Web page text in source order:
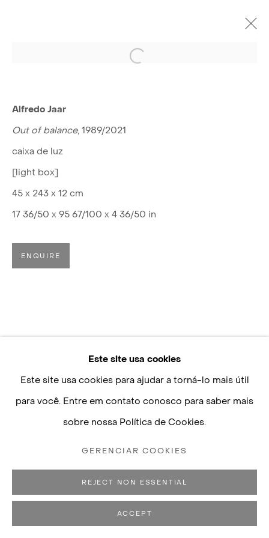
LUISA STRINA
Rua Padre João Manuel, 755
01411-001 São Paulo, Brasil
Segunda a sexta, 10h—19h
Políticas de Privacidade Gerenciar cookies
COPYRIGHT © 2026 LUISA STRINA
Este site usa cookies
Este site usa cookies para ajudar a torná-lo mais útil
para você. Entre em contato conosco para saber mais
sobre nossa Política de Cookies.
GERENCIAR COOKIES
REJECT NON ESSENTIAL
ACCEPT
Open a larger version of the
Alfredo Jaar
Out of balance, 1989/2021
caixa de luz
[light box]
45 x 243 x 12 cm
17 36/50 x 95 67/100 x 4 36/50 in
ENQUIRE